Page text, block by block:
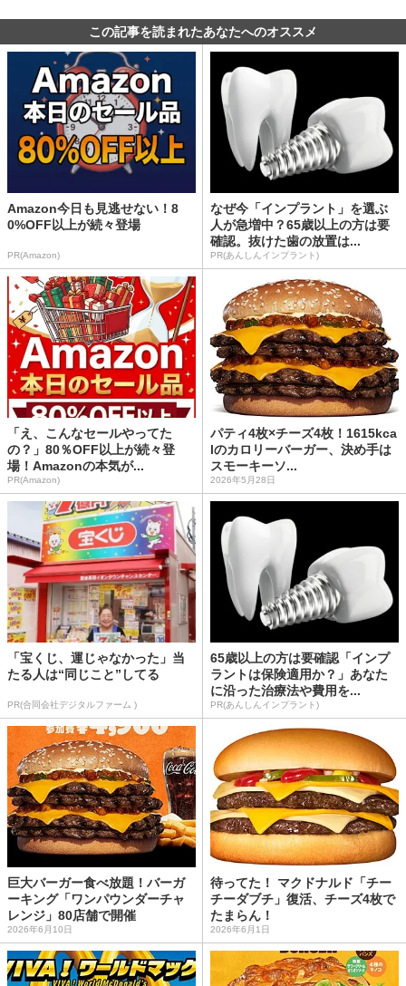
この記事を読まれたあなたへのオススメ
Amazon今日も見逃せない！8
0%OFF以上が続々登場
PR(Amazon)
なぜ今「インプラント」を選ぶ
人が急増中？65歳以上の方は要
確認。抜けた歯の放置は...
PR(あんしんインプラント)
「え、こんなセールやってた
の？」80％OFF以上が続々登
場！Amazonの本気が...
PR(Amazon)
パティ4枚×チーズ4枚！1615kca
lのカロリーバーガー、決め手は
スモーキーソ...
2026年5月28日
「宝くじ、運じゃなかった」当
たる人は“同じこと”してる
PR(合同会社デジタルファーム )
65歳以上の方は要確認「インプ
ラントは保険適用か？」あなた
に沿った治療法や費用を...
PR(あんしんインプラント)
巨大バーガー食べ放題！バーガ
ーキング「ワンパウンダーチャ
レンジ」80店舗で開催
2026年6月10日
待ってた！ マクドナルド「チー
チーダブチ」復活、チーズ4枚で
たまらん！
2026年6月1日